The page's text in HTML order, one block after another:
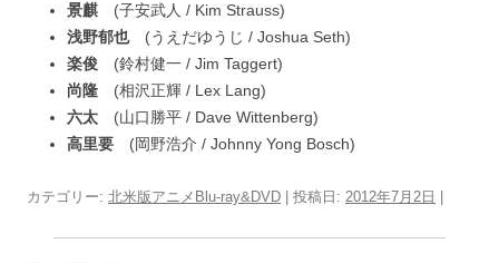
景麒 (子安武人 / Kim Strauss)
浅野郁也(うえだゆうじ / Joshua Seth)
楽俊 (鈴村健一 / Jim Taggert)
尚隆 (相沢正輝 / Lex Lang)
六太 (山口勝平 / Dave Wittenberg)
高里要 (岡野浩介 / Johnny Yong Bosch)
カテゴリー: 北米版アニメBlu-ray&DVD | 投稿日: 2012年7月2日